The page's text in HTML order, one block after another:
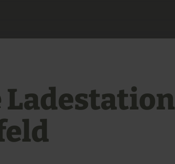
Ladestation